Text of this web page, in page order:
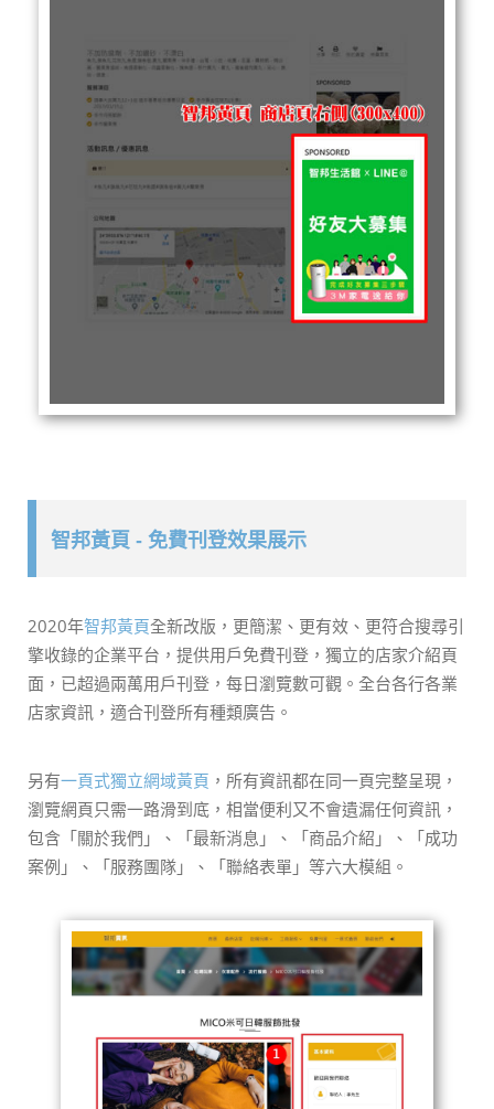
智邦黃頁 - 免費刊登效果展示
2020年智邦黃頁全新改版，更簡潔、更有效、更符合搜尋引
擎收錄的企業平台，提供用戶免費刊登，獨立的店家介紹頁
面，已超過兩萬用戶刊登，每日瀏覽數可觀。全台各行各業
店家資訊，適合刊登所有種類廣告。
另有一頁式獨立網域黃頁 ，所有資訊都在同一頁完整呈現，
瀏覽網頁只需一路滑到底，相當便利又不會遺漏任何資訊，
包含「關於我們」、「最新消息」、「商品介紹」、「成功
案例」、「服務團隊」、「聯絡表單」等六大模組。